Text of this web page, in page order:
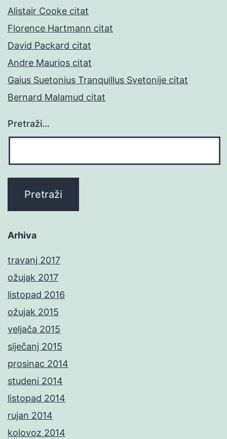
Alistair Cooke citat
Florence Hartmann citat
David Packard citat
Andre Maurios citat
Gaius Suetonius Tranquillus Svetonije citat
Bernard Malamud citat
Pretraži…
Arhiva
travanj 2017
ožujak 2017
listopad 2016
ožujak 2015
veljača 2015
siječanj 2015
prosinac 2014
studeni 2014
listopad 2014
rujan 2014
kolovoz 2014